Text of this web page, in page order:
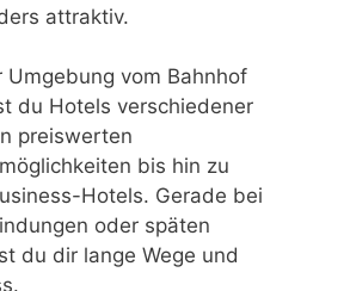
attraktiv.
Umgebung vom Bahnhof
du Hotels verschiedener
preiswerten
bis hin zu
Hotels. Gerade bei
oder späten
du dir lange Wege und